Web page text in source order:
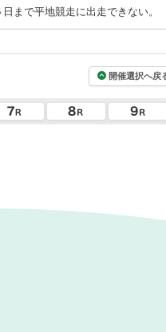
まで平地競走に出走できない。
開催選択へ戻